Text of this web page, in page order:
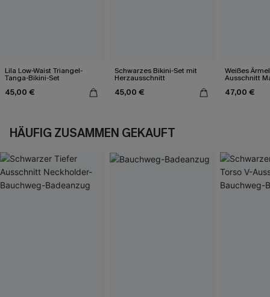
Lila Low-Waist Triangel-
Tanga-Bikini-Set
45,00 €
Schwarzes Bikini-Set mit
Herzausschnitt
45,00 €
Weißes
Ausschnitt
47,00 €
HÄUFIG ZUSAMMEN GEKAUFT